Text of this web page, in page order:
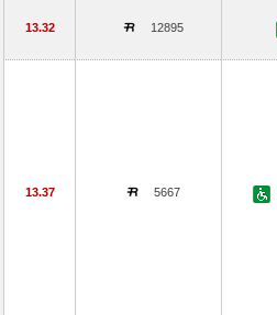
13.32 12895
13.37 5667